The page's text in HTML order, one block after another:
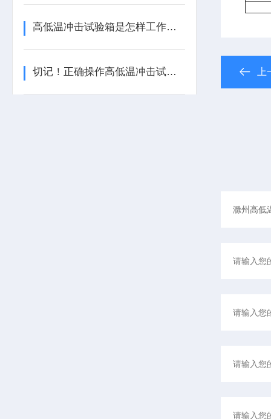
高低温冲击试验箱是怎样工作的？
切记！正确操作高低温冲击试验箱才能有效地进行高低温冲击测试